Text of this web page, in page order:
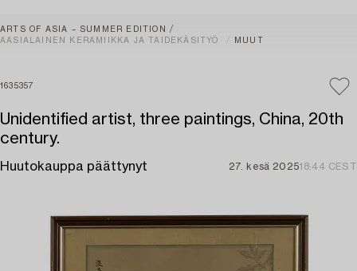
ARTS OF ASIA – SUMMER EDITION
AASIALAINEN KERAMIIKKA JA TAIDEKÄSITYÖ
MUUT
1635357
Unidentified artist, three paintings, China, 20th
century.
Huutokauppa päättynyt 27. kesä 202518:44 CEST